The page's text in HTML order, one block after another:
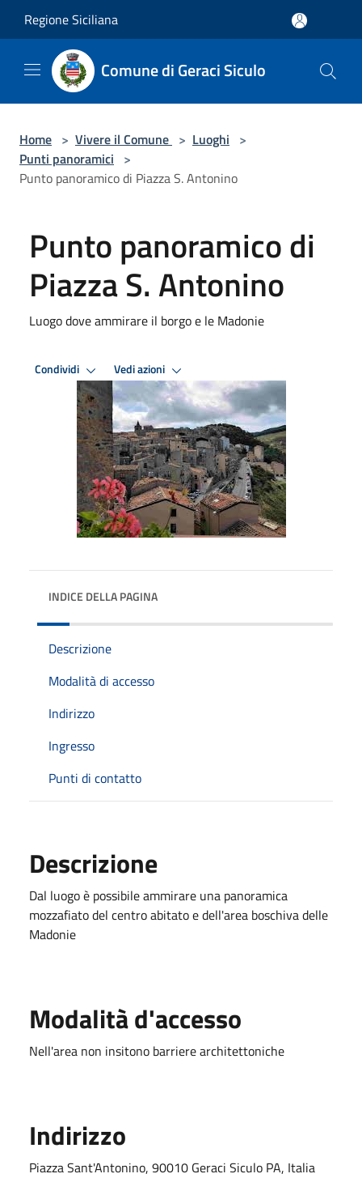
Regione Siciliana
Comune di Geraci Siculo
Home > Vivere il Comune > Luoghi >
Punti panoramici >
Punto panoramico di Piazza S. Antonino
Punto panoramico di
Piazza S. Antonino
Luogo dove ammirare il borgo e le Madonie
Condividi Vedi azioni
INDICE DELLA PAGINA
Descrizione
Modalità di accesso
Indirizzo
Ingresso
Punti di contatto
Descrizione
Dal luogo è possibile ammirare una panoramica
mozzafiato del centro abitato e dell'area boschiva delle
Madonie
Modalità d'accesso
Nell'area non insitono barriere architettoniche
Indirizzo
Piazza Sant'Antonino, 90010 Geraci Siculo PA, Italia